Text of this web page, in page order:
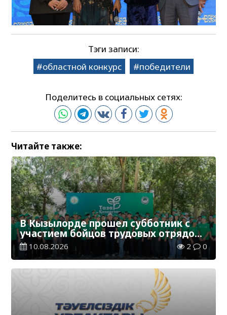
Тэги записи:
областной конкурс
победители
Поделитесь в социальных сетях:
Читайте также:
В Кызылорде прошел субботник с
участием бойцов трудовых отрядов
«Жасыл ел»
10.08.2026 2 0